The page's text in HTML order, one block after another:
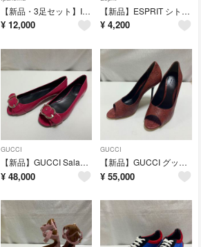
【新品・3足セット】Ipanema ビーチサンダル おまとめ売り
¥ 12,000
【新品】ESPRIT シトラス フルーツ柄 エナメルストラップ ビーチサンダル
¥ 4,200
GUCCI
【新品】GUCCI Salandia パテントレザー オープントゥ パンプス
¥ 48,000
GUCCI
【新品】GUCCI グッチシマ 本革レザー オープントゥ パンプス レディース
¥ 55,000